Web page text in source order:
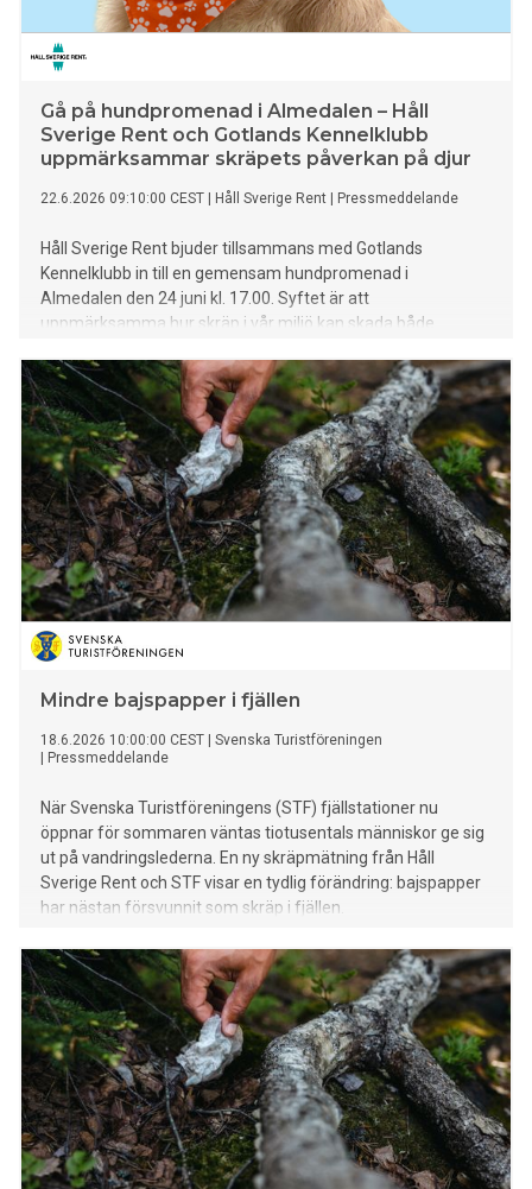
Gå på hundpromenad i Almedalen – Håll
Sverige Rent och Gotlands Kennelklubb
uppmärksammar skräpets påverkan på djur
22.6.2026 09:10:00 CEST Håll Sverige Rent Pressmeddelande
Håll Sverige Rent bjuder tillsammans med Gotlands
Kennelklubb in till en gemensam hundpromenad i
Almedalen den 24 juni kl. 17.00. Syftet är att
uppmärksamma hur skräp i vår miljö kan skada både
kan göra stor skillnad.
Mindre bajspapper i fjällen
18.6.2026 10:00:00 CEST
Svenska Turistföreningen
Pressmeddelande
När Svenska Turistföreningens (STF) fjällstationer nu
öppnar för sommaren väntas tiotusentals människor ge sig
ut på vandringslederna. En ny skräpmätning från Håll
Sverige Rent och STF visar en tydlig förändring: bajspapper
har nästan försvunnit som skräp i fjällen.